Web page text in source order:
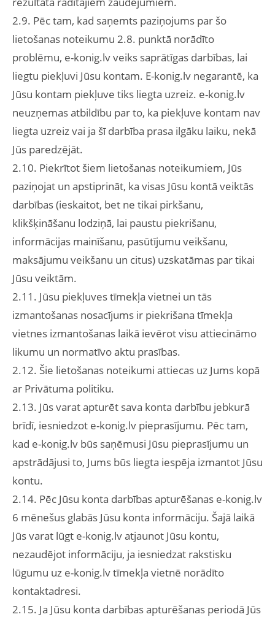
2.9. Pēc tam, kad saņemts paziņojums par šo
lietošanas noteikumu 2.8. punktā norādīto
problēmu, e-konig.lv veiks saprātīgas darbības, lai
liegtu piekļuvi Jūsu kontam. E-konig.lv negarantē, ka
Jūsu kontam piekļuve tiks liegta uzreiz. e-konig.lv
neuzņemas atbildību par to, ka piekļuve kontam nav
liegta uzreiz vai ja šī darbība prasa ilgāku laiku, nekā
Jūs paredzējāt.
2.10. Piekrītot šiem lietošanas noteikumiem, Jūs
paziņojat un apstiprināt, ka visas Jūsu kontā veiktās
darbības (ieskaitot, bet ne tikai pirkšanu,
klikšķināšanu lodziņā, lai paustu piekrišanu,
informācijas mainīšanu, pasūtījumu veikšanu,
maksājumu veikšanu un citus) uzskatāmas par tikai
Jūsu veiktām.
2.11. Jūsu piekļuves tīmekļa vietnei un tās
izmantošanas nosacījums ir piekrišana tīmekļa
vietnes izmantošanas laikā ievērot visu attiecināmo
likumu un normatīvo aktu prasības.
2.12. Šie lietošanas noteikumi attiecas uz Jums kopā
ar Privātuma politiku.
2.13. Jūs varat apturēt sava konta darbību jebkurā
brīdī, iesniedzot e-konig.lv pieprasījumu. Pēc tam,
kad e-konig.lv būs saņēmusi Jūsu pieprasījumu un
apstrādājusi to, Jums būs liegta iespēja izmantot Jūsu
kontu.
2.14. Pēc Jūsu konta darbības apturēšanas e-konig.lv
6 mēnešus glabās Jūsu konta informāciju. Šajā laikā
Jūs varat lūgt e-konig.lv atjaunot Jūsu kontu,
nezaudējot informāciju, ja iesniedzat rakstisku
lūgumu uz e-konig.lv tīmekļa vietnē norādīto
kontaktadresi.
2.15. Ja Jūsu konta darbības apturēšanas periodā Jūs